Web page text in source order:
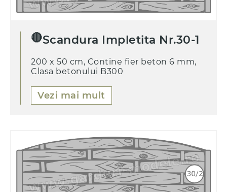
🔴Scandura Impletita Nr.30-1
200 x 50 cm, Contine fier beton 6 mm,
Clasa betonului B300
Vezi mai mult